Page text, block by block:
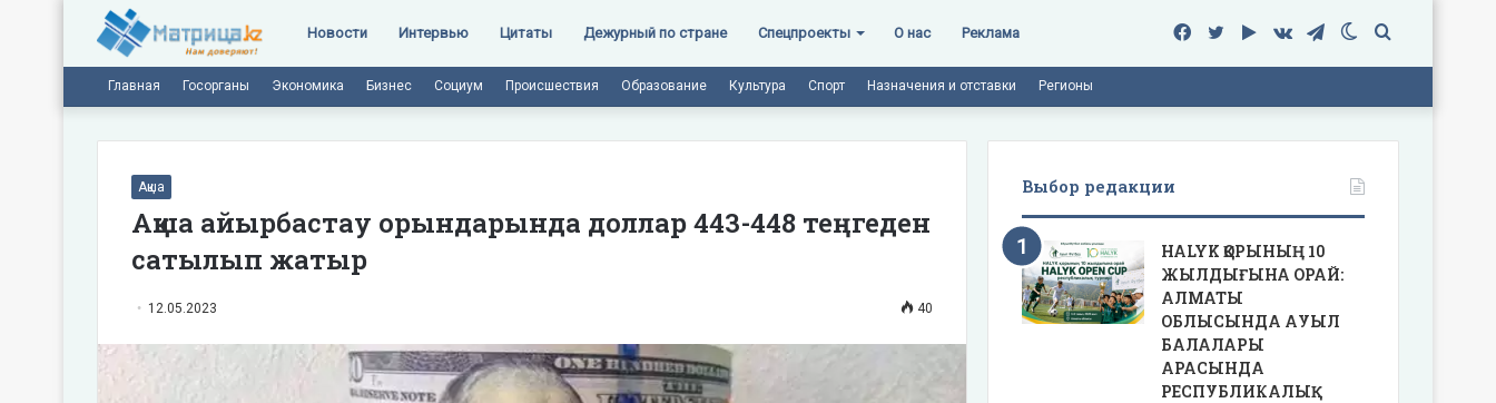
Новости Интервью Цитаты Дежурный по стране Спецпроекты О нас Реклама Поиск
Switch
Telegram
vk.com
Google
Twitter
Facebook
Главная Госорганы Экономика Бизнес Социум Происшествия Образование Культура Спорт Назначения и отставки Регионы
Ақша
Ақша айырбастау орындарында доллар 443-448 теңгеден
сатылып жатыр
12.05.2023 40
Выбор редакции
HALYK ҚОРЫНЫҢ 10
ЖЫЛДЫҒЫНА ОРАЙ:
АЛМАТЫ
ОБЛЫСЫНДА АУЫЛ
БАЛАЛАРЫ
АРАСЫНДА
РЕСПУБЛИКАЛЫҚ